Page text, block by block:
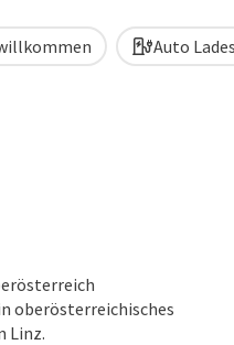
Auto
oberösterreichisches
Linz.